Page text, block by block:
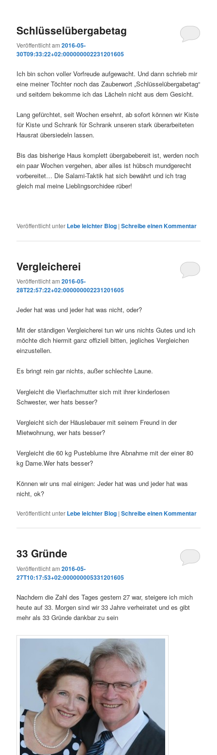
Schlüsselübergabetag
Veröffentlicht am2016-05-
30T09:33:22+02:000000002231201605
Ich bin schon voller Vorfreude aufgewacht. Und dann schrieb mir
eine meiner Töchter noch das Zauberwort „Schlüsselübergabetag“
und seitdem bekomme ich das Lächeln nicht aus dem Gesicht.
Lang gefürchtet, seit Wochen ersehnt, ab sofort können wir Kiste
für Kiste und Schrank für Schrank unseren stark überarbeiteten
Hausrat übersiedeln lassen.
Bis das bisherige Haus komplett übergabebereit ist, werden noch
ein paar Wochen vergehen, aber alles ist hübsch mundgerecht
vorbereitet… Die Salami-Taktik hat sich bewährt und ich trag
gleich mal meine Lieblingsorchidee rüber!
Veröffentlicht unter Lebe leichter Blog |Schreibe einen Kommentar
Vergleicherei
Veröffentlicht am2016-05-
28T22:57:22+02:000000002231201605
Jeder hat was und jeder hat was nicht, oder?
Mit der ständigen Vergleicherei tun wir uns nichts Gutes und ich
möchte dich hiermit ganz offiziell bitten, jegliches Vergleichen
einzustellen.
Es bringt rein gar nichts, außer schlechte Laune.
Vergleicht die Vierfachmutter sich mit ihrer kinderlosen
Schwester, wer hats besser?
Vergleicht sich der Häuslebauer mit seinem Freund in der
Mietwohnung, wer hats besser?
Vergleicht die 60 kg Pusteblume ihre Abnahme mit der einer 80
kg Dame.Wer hats besser?
Können wir uns mal einigen: Jeder hat was und jeder hat was
nicht, ok?
Veröffentlicht unter Lebe leichter Blog |Schreibe einen Kommentar
33 Gründe
Veröffentlicht am2016-05-
27T10:17:53+02:000000005331201605
Nachdem die Zahl des Tages gestern 27 war, steigere ich mich
heute auf 33. Morgen sind wir 33 Jahre verheiratet und es gibt
mehr als 33 Gründe dankbar zu sein